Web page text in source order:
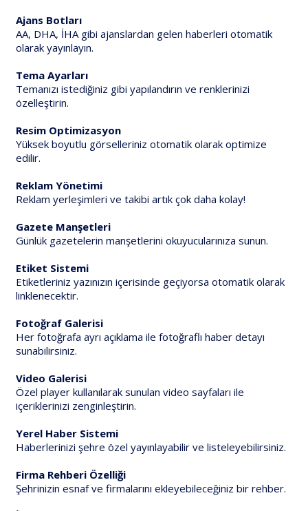
Ajans Botları
AA, DHA, İHA gibi ajanslardan gelen haberleri otomatik
olarak yayınlayın.
Tema Ayarları
Temanızı istediğiniz gibi yapılandırın ve renklerinizi
özelleştirin.
Resim Optimizasyon
Yüksek boyutlu görselleriniz otomatik olarak optimize
edilir.
Reklam Yönetimi
Reklam yerleşimleri ve takibi artık çok daha kolay!
Gazete Manşetleri
Günlük gazetelerin manşetlerini okuyucularınıza sunun.
Etiket Sistemi
Etiketleriniz yazınızın içerisinde geçiyorsa otomatik olarak
linklenecektir.
Fotoğraf Galerisi
Her fotoğrafa ayrı açıklama ile fotoğraflı haber detayı
sunabilirsiniz.
Video Galerisi
Özel player kullanılarak sunulan video sayfaları ile
içeriklerinizi zenginleştirin.
Yerel Haber Sistemi
Haberlerinizi şehre özel yayınlayabilir ve listeleyebilirsiniz.
Firma Rehberi Özelliği
Şehrinizin esnaf ve firmalarını ekleyebileceğiniz bir rehber.